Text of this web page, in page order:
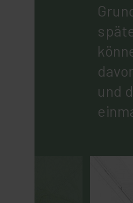
und